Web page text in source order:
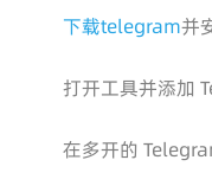
下载telegram并
打开工具并添加
在多开的